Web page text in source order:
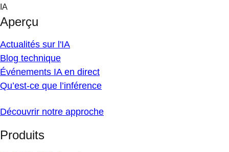
Skip
content
IA
Aperçu
Actualités sur l'IA
Blog technique
Événements IA en direct
Qu’est-ce que l’inférence
Découvrir notre approche
Produits